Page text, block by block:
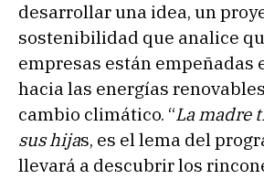
desarrollar una idea, un
sostenibilidad que analice
empresas están empeñadas
hacia las energías
cambio climático. “La madre
sus hijas, es el lema del
llevará a descubrir los